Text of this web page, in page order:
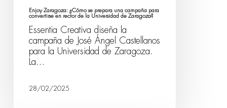
Enjoy Zaragoza: ¿Cómo se prepara una campaña para
convertirse en rector de la Universidad de Zaragoza?
Essentia Creativa diseña la
campaña de José Ángel Castellanos
para la Universidad de Zaragoza.
La…
28/02/2025